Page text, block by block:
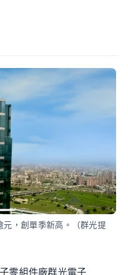
元，創單季新高。（群光提
零組件廠群光電子